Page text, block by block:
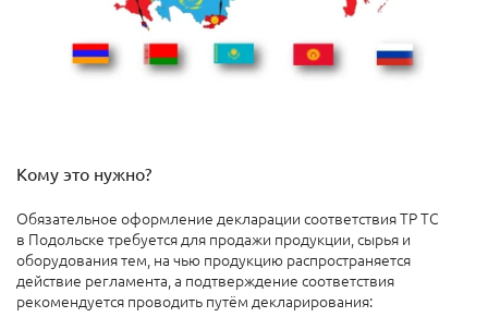
Кому это нужно?
Обязательное оформление декларации соответствия ТР ТС
в Подольске требуется для продажи продукции, сырья и
оборудования тем, на чью продукцию распространяется
действие регламента, а подтверждение соответствия
рекомендуется проводить путём декларирования: